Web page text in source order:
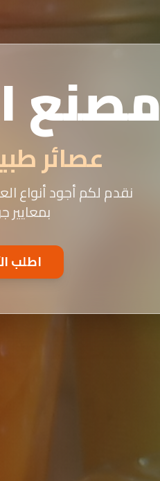
مصنع
عصائر طبيعية 100%
نقدم لكم أجود أنواع
اطلب